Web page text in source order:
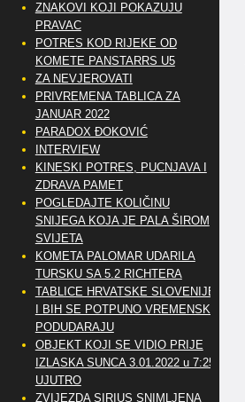
ZNAKOVI KOJI POKAZUJU
PRAVAC
POTRES KOD RIJEKE OD
KOMETE PANSTARRS U5
ZA NEVJEROVATI
PRIVREMENA TABLICA ZA
JANUAR 2022
PARADOX ĐOKOVIĆ
INTERVIEW
KINESKI POTRES, PUCNJAVA I
ZDRAVA PAMET
POGLEDAJTE KOLIČINU
SNIJEGA KOJA JE PALA ŠIROM
SVIJETA
KOMETA PALOMAR UDARILA
TURSKU SA 5.2 RICHTERA
TABLICE HRVATSKE SLOVENIJE
I BIH SE POTPUNO VREMENSKI
PODUDARAJU
OBJEKT KOJI SE VIDIO PRIJE
IZLASKA SUNCA 3.01.2022 u 7:25
UJUTRO
ZVIJEZDA SIRIUS SNIMLJENA